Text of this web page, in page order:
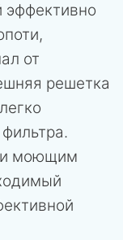
эффективно
от
решетка
и моющим